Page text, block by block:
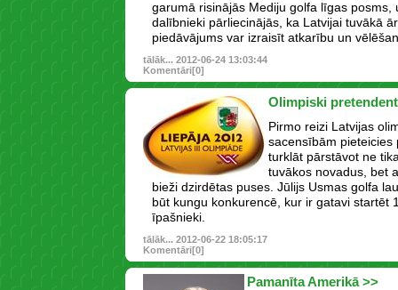
garumā risinājās Mediju golfa līgas posms,
dalībnieki pārliecinājās, ka Latvijai tuvākā
piedāvājums var izraisīt atkarību un
tālāk... 2012-06-24 13:03:44
Komentāri[0]
Olimpiski
Pirmo reizi Latvijas
sacensībām pieteicies
turklāt pārstāvot ne
tuvākos novadus, bet
bieži dzirdētas puses. Jūlijs Usmas golfa
būt kungu konkurencē, kur ir gatavi startēt
īpašnieki.
tālāk... 2012-06-22 18:05:17
Komentāri[0]
Pamanīta Amerikā >>